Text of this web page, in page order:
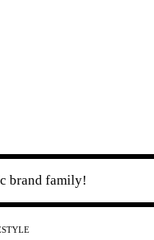
brand family!